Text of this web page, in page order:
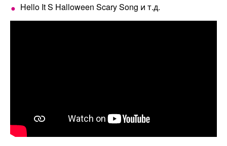
Hello It S Halloween Scary Song и т.д.